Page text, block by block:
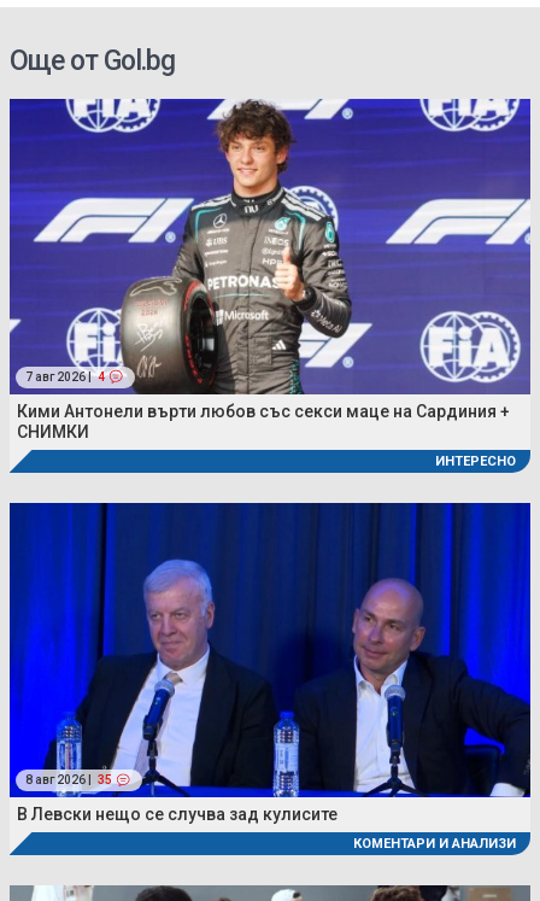
Още от Gol.bg
7 авг 2026 | 4
Кими Антонели върти любов със секси маце на Сардиния +
СНИМКИ
ИНТЕРЕСНО
8 авг 2026 | 35
В Левски нещо се случва зад кулисите
КОМЕНТАРИ И АНАЛИЗИ